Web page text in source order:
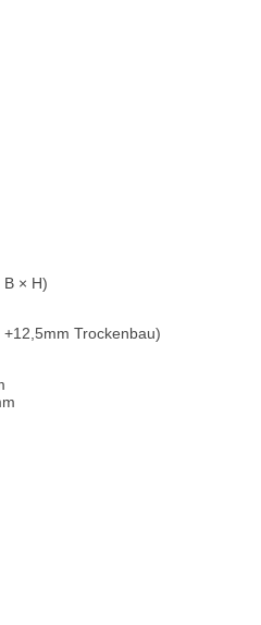
× H)
Trockenbau)